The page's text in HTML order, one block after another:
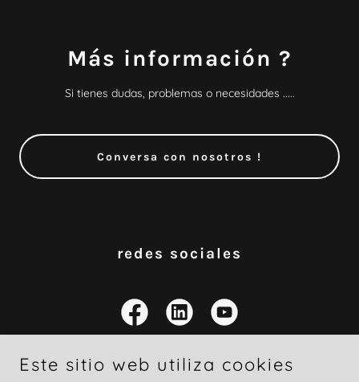
Más información ?
Si tienes dudas, problemas o necesidades .....
Conversa con nosotros !
redes sociales
Este sitio web utiliza cookies